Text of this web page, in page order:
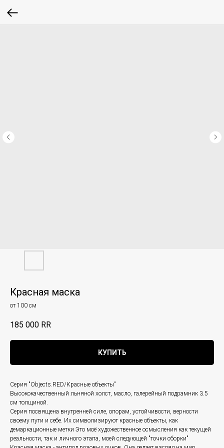
Красная маска
от 100 см
185 000 RR
КУПИТЬ
Серия "Objects.RED/Красные объекты"
Высококачественный льняной холст, масло, галерейный подрамник 3.5
см толщиной.
Серия посвящена внутренней силе, опорам, устойчивости, верности
своему пути и себе. Их символизируют красные объекты, как
демаркационные метки Это моё художественное осмысления как текущей
реальности, так и личного этапа, моей следующей "точки сборки"